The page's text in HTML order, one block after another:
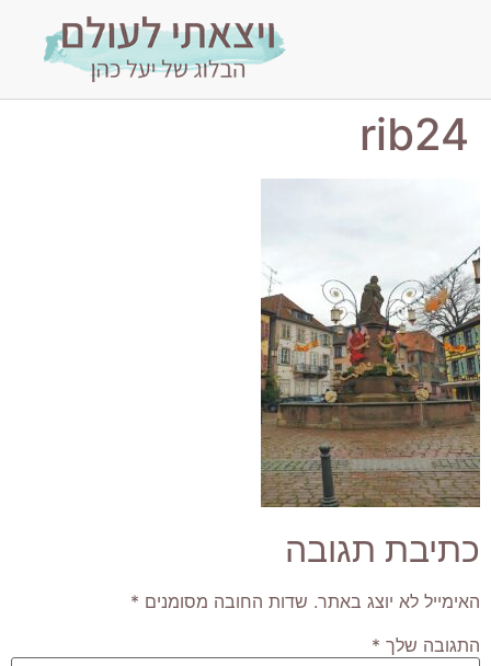
rib24
כתיבת תגובה
האימייל לא יוצג באתר. שדות החובה מסומנים *
התגובה שלך *